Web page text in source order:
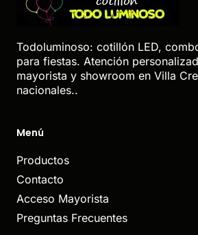
Todoluminoso: cotillón LED,
para fiestas. Atención
mayorista y showroom en Villa
nacionales..
Menú
Productos
Contacto
Acceso Mayorista
Preguntas Frecuentes